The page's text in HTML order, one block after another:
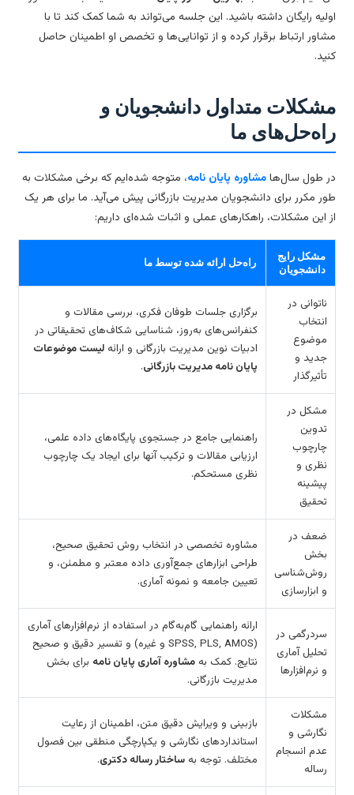
رایگان داشته باشید. این جلسه می‌تواند به شما کمک کند تا با
ارتباط برقرار کرده و از توانایی‌ها و تخصص او اطمینان حاصل
متداول دانشجویان و
ما
طول سال‌هامشاوره پایان نامه، متوجه شده‌ایم که برخی مشکلات به
مکرر برای دانشجویان مدیریت بازرگانی پیش می‌آید. ما برای هر یک
این مشکلات، راهکارهای عملی و اثبات شده‌ای داریم:
مشکل رایج
دانشجویان
راه‌حل ارائه شده توسط ما
ناتوانی در
انتخاب
موضوع
جدید و
تأثیرگذار
برگزاری جلسات طوفان فکری، بررسی مقالات و
کنفرانس‌های به‌روز، شناسایی شکاف‌های تحقیقاتی در
ادبیات نوین مدیریت بازرگانی و ارائهلیست موضوعات
پایان نامه مدیریت بازرگانی.
مشکل در
تدوین
چارچوب
نظری و
پیشینه
تحقیق
راهنمایی جامع در جستجوی پایگاه‌های داده علمی،
ارزیابی مقالات و ترکیب آنها برای ایجاد یک چارچوب
نظری مستحکم.
ضعف در
روش‌شناسی
و ابزارسازی
مشاوره تخصصی در انتخاب روش تحقیق صحیح،
طراحی ابزارهای جمع‌آوری داده معتبر و مطمئن، و
تعیین جامعه و نمونه آماری.
سردرگمی در
تحلیل آماری
و نرم‌افزارها
ارائه راهنمایی گام‌به‌گام در استفاده از نرم‌افزارهای آماری
(SPSS, PLS, AMOS و غیره) و تفسیر دقیق و صحیح
نتایج. کمک بهمشاوره آماری پایان نامهبرای بخش
مدیریت بازرگانی.
مشکلات
نگارشی و
عدم انسجام
بازبینی و ویرایش دقیق متن، اطمینان از رعایت
استانداردهای نگارشی و یکپارچگی منطقی بین فصول
مختلف. توجه بهساختار رساله دکتری.